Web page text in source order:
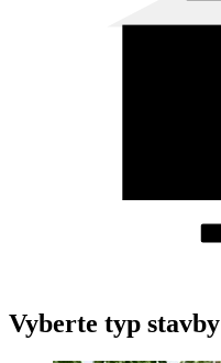
Vyberte typ stavby